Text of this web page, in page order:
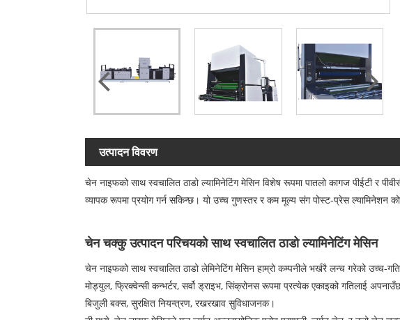
उत्पादन विवरण
चेन नाइफको साथ स्वचालित ठाडो ल्यामिनेटिंग मेसिन विशेष रूपमा पातलो कागज पीईटी र
व्यापक रूपमा प्रयोग गर्न सकिन्छ। यो उच्च गुणस्तर र कम मूल्य संग पोस्ट-प्रेस ल्यामिनेशन
चेन चक्कु उत्पादन परिचयको साथ स्वचालित ठाडो ल्यामिनेटिंग मेसिन
चेन नाइफको साथ स्वचालित ठाडो लेमिनेटिंग मेसिन हाम्रो कम्पनीले भर्खरै लन्च गरेको उच्च-गति
मोड्युल, फ्रिक्वेन्सी कन्भर्टर, सर्वो ड्राइभ, सिंक्रोनस रूपमा प्रत्येक एकाइको गतिलाई
बिजुली बक्स, सुरक्षित नियन्त्रण, रखरखाव सुविधाजनक।